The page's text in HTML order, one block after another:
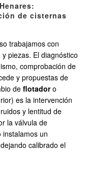
de cisternas
trabajamos con
piezas. El diagnóstico
comprobación de
y propuestas de
de flotadoro
es la intervención
y lentitud de
la válvula de
un
calibrado el